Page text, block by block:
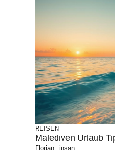
REISEN
Malediven Urlaub
Florian Linsan